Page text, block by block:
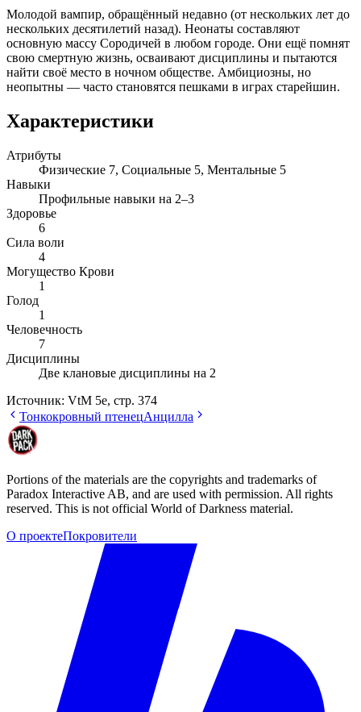
Молодой вампир, обращённый недавно (от нескольких лет до
нескольких десятилетий назад). Неонаты составляют
основную массу Сородичей в любом городе. Они ещё помнят
свою смертную жизнь, осваивают дисциплины и пытаются
найти своё место в ночном обществе. Амбициозны, но
неопытны — часто становятся пешками в играх старейшин.
Характеристики
Атрибуты
Физические 7, Социальные 5, Ментальные 5
Навыки
Профильные навыки на 2–3
Здоровье
6
Сила воли
4
Могущество Крови
1
Голод
1
Человечность
7
Дисциплины
Две клановые дисциплины на 2
Источник: VtM 5e, стр. 374
Тонкокровный птенецАнцилла
Portions of the materials are the copyrights and trademarks of
Paradox Interactive AB, and are used with permission. All rights
reserved. This is not official World of Darkness material.
О проектеПокровители